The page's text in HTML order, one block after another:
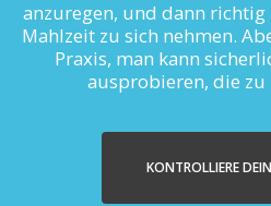
anzuregen, und dann richtig
Mahlzeit zu sich nehmen.
Praxis, man kann
ausprobieren, die
KONTROLLIERE